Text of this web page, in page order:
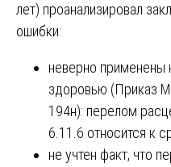
лет) проанализировал
ошибки:
неверно применены
здоровью (Приказ
194н): перелом
6.11.6 относится к
не учтен факт, что